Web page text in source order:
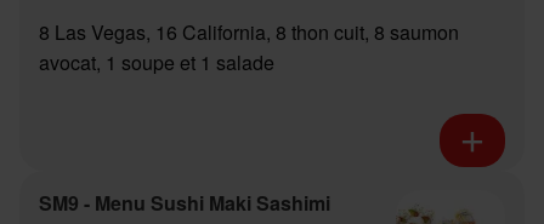
8 Las Vegas, 16 California, 8 thon cuit, 8 saumon
avocat, 1 soupe et 1 salade
SM9 - Menu Sushi Maki Sashimi